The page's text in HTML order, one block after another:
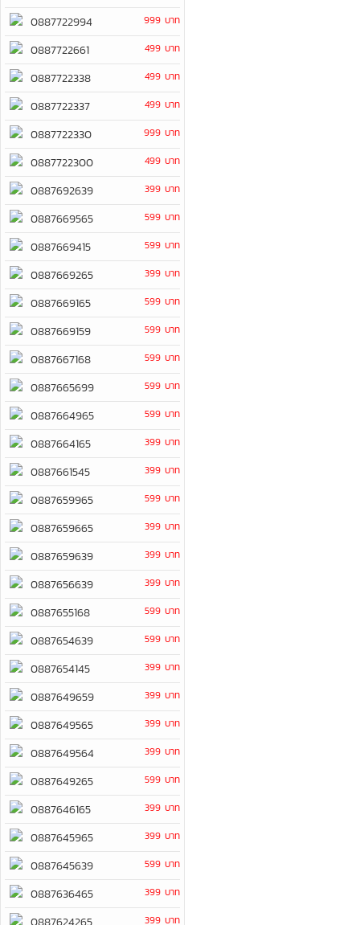
0887722994
999 บาท
0887722661 499 บาท
0887722338 499 บาท
0887722337 499 บาท
0887722330 999 บาท
0887722300 499 บาท
0887692639 399 บาท
0887669565 599 บาท
0887669415 599 บาท
0887669265 399 บาท
0887669165 599 บาท
0887669159 599 บาท
0887667168 599 บาท
0887665699 599 บาท
0887664965 599 บาท
0887664165 399 บาท
0887661545 399 บาท
0887659965 599 บาท
0887659665 399 บาท
0887659639 399 บาท
0887656639 399 บาท
0887655168 599 บาท
0887654639 599 บาท
0887654145 399 บาท
0887649659 399 บาท
0887649565 399 บาท
0887649564 399 บาท
0887649265 599 บาท
0887646165 399 บาท
0887645965 399 บาท
0887645639 599 บาท
0887636465 399 บาท
399 บาท